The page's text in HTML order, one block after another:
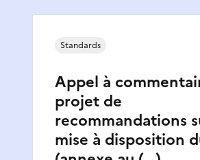
Appel à
projet de
recommandations
mise à disposition
Standards